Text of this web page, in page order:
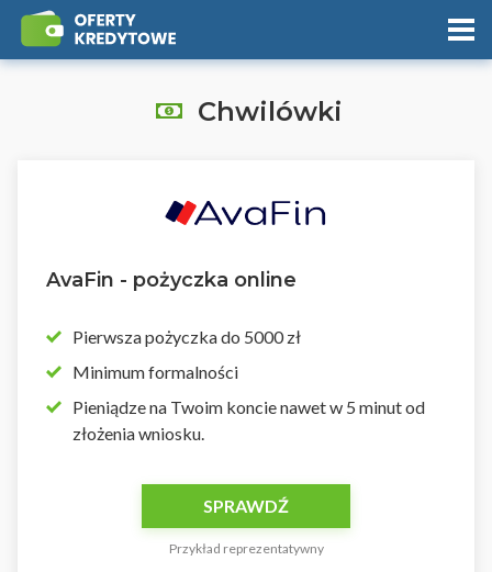
Chwilówki
AvaFin - pożyczka online
Pierwsza pożyczka do 5000 zł
Minimum formalności
Pieniądze na Twoim koncie nawet w 5 minut od
złożenia wniosku.
SPRAWDŹ
Przykład reprezentatywny